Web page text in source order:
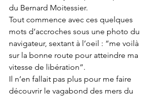
du Bernard Moitessier.
Tout commence avec ces quelques
mots d’accroches sous une photo du
navigateur, sextant à l’oeil : “me voilà
sur la bonne route pour atteindre ma
vitesse de libération”.
Il n’en fallait pas plus pour me faire
découvrir le vagabond des mers du